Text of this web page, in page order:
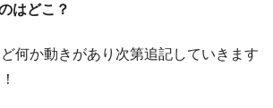
はどこ？
何か動きがあり次第追記していきます